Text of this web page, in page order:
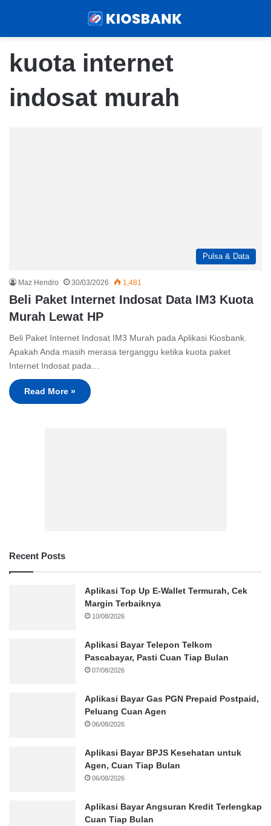
kuota internet
indosat murah
Pulsa & Data
Maz Hendro 30/03/2026 1,481
Beli Paket Internet Indosat Data IM3 Kuota
Murah Lewat HP
Beli Paket Internet Indosat IM3 Murah pada Aplikasi Kiosbank.
Apakah Anda masih merasa terganggu ketika kuota paket
Internet Indosat pada…
Read More »
Recent Posts
Aplikasi Top Up E-Wallet Termurah, Cek
Margin Terbaiknya
10/08/2026
Aplikasi Bayar Telepon Telkom
Pascabayar, Pasti Cuan Tiap Bulan
07/08/2026
Aplikasi Bayar Gas PGN Prepaid Postpaid,
Peluang Cuan Agen
06/08/2026
Aplikasi Bayar BPJS Kesehatan untuk
Agen, Cuan Tiap Bulan
06/08/2026
Aplikasi Bayar Angsuran Kredit Terlengkap
Cuan Tiap Bulan